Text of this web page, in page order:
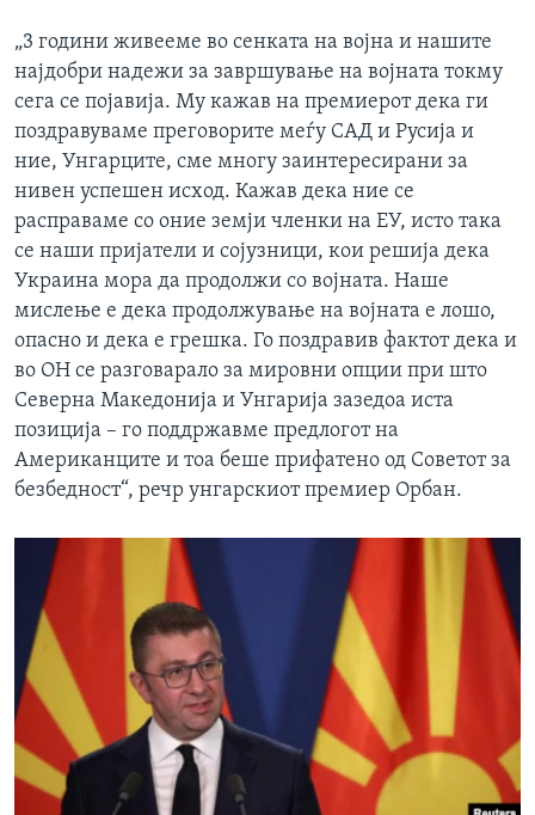
„3 години живееме во сенката на војна и нашите
најдобри надежи за завршување на војната токму
сега се појавија. Му кажав на премиерот дека ги
поздравуваме преговорите меѓу САД и Русија и
ние, Унгарците, сме многу заинтересирани за
нивен успешен исход. Кажав дека ние се
расправаме со оние земји членки на ЕУ, исто така
се наши пријатели и сојузници, кои решија дека
Украина мора да продолжи со војната. Наше
мислење е дека продолжување на војната е лошо,
опасно и дека е грешка. Го поздравив фактот дека и
во ОН се разговарало за мировни опции при што
Северна Македонија и Унгарија зазедоа иста
позиција – го поддржавме предлогот на
Американците и тоа беше прифатено од Советот за
безбедност“, речр унгарскиот премиер Орбан.